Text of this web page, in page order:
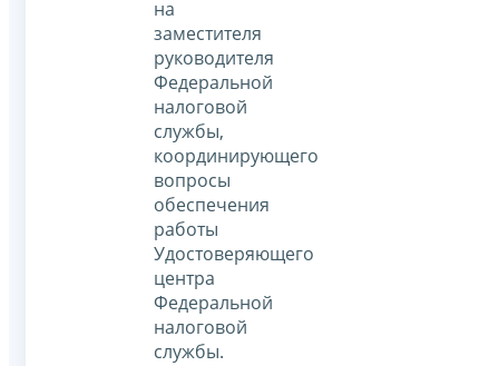
на
заместителя
руководителя
Федеральной
налоговой
службы,
координирующего
вопросы
обеспечения
работы
Удостоверяющего
центра
Федеральной
налоговой
службы.